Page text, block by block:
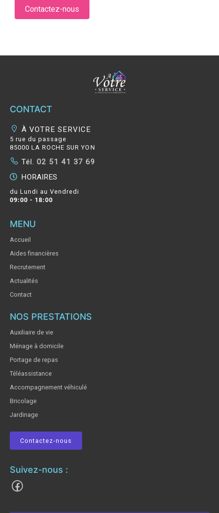
Contactez-nous
CONTACT
À VOTRE SERVICE
5 rue du passage
85000 LA ROCHE SUR YON
Tél. 02 51 41 37 69
HORAIRES
du Lundi au Vendredi
09:00 - 18:00
MENU
Accueil
Aides financières
Recrutement
Actualités
Contact
NOS PRESTATIONS
Auxiliaire de vie
Ménage à domicile
Portage de repas
Téléassistance
Accompagnement véhiculé
Bricolage
Jardinage
Contactez-nous
Suivez-nous :